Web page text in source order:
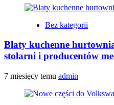
Bez kategorii
Blaty kuchenne
stolarni i producentów
7 miesięcy temu admin